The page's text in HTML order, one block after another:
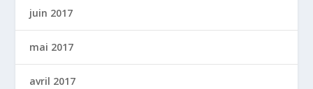
juin 2017
mai 2017
avril 2017